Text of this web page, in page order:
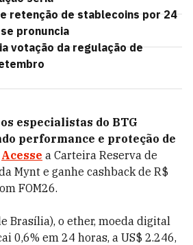
retenção de stablecoins por 24
pronuncia
votação da regulação de
especialistas do BTG
performance e proteção de
Acesse a Carteira Reserva de
Mynt e ganhe cashback de R$
FOM26.
Brasília), o ether, moeda digital
0,6% em 24 horas, a US$ 2.246,